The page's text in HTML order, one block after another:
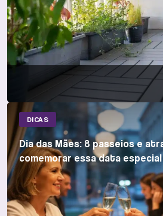
DICAS
Dia das Mães: 8 passeios e
comemorar essa data especial